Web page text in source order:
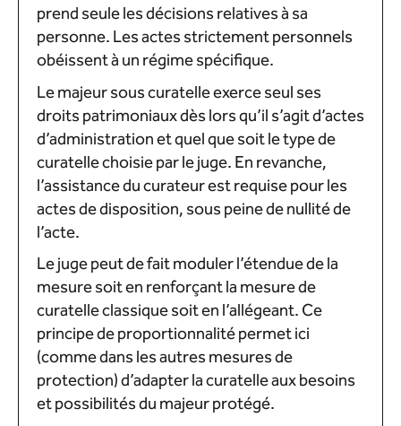
prend seule les décisions relatives à sa
personne. Les actes strictement personnels
obéissent à un régime spécifique.
Le majeur sous curatelle exerce seul ses
droits patrimoniaux dès lors qu’il s’agit d’actes
d’administration et quel que soit le type de
curatelle choisie par le juge. En revanche,
l’assistance du curateur est requise pour les
actes de disposition, sous peine de nullité de
l’acte.
Le juge peut de fait moduler l’étendue de la
mesure soit en renforçant la mesure de
curatelle classique soit en l’allégeant. Ce
principe de proportionnalité permet ici
(comme dans les autres mesures de
protection) d’adapter la curatelle aux besoins
et possibilités du majeur protégé.